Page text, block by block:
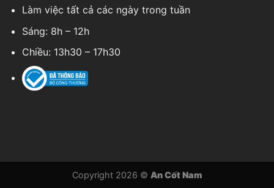
Làm việc tất cả các ngày trong tuần
Sáng: 8h – 12h
Chiều: 13h30 – 17h30
Copyright 2026 © An Cốt Nam